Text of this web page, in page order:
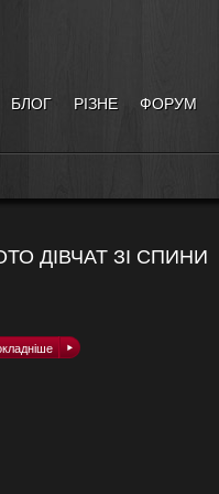
БЛОГ РІЗНЕ ФОРУМ
ДІВЧАТ ЗІ СПИНИ